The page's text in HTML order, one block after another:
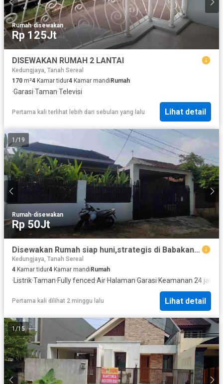
Rumah·disewakan
Rp 125Jt
DISEWAKAN RUMAH 2 LANTAI
Kedungjaya, Tanah Sereal
170 m²4 Kamar tidur4 Kamar mandiRumah
·Garasi·Taman·Televisi
Pertama kali terlihat lebih dari sebulan yang lalu Lihat detail
1 /19
Rumah·disewakan
Rp 50Jt
Disewakan Rumah siap huni,strategis di Babakan Sari Bogor Utara.
Kedungjaya, Tanah Sereal
4 Kamar tidur4 Kamar mandi Rumah
·Listrik·Taman·Fully fenced·Air·Halaman·Garasi·Keamanan 24 jam
Pertama kali dilihat 2 minggu lalu Lihat detail
1/15